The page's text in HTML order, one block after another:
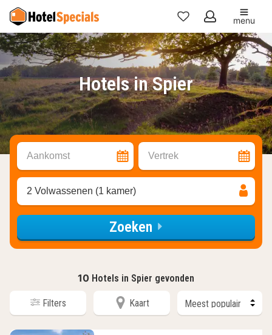
Mijn
favorieten
menu
Hotels in Spier
Aankomst Vertrek
2 Volwassenen (1 kamer)
Zoeken
10 Hotels in Spier gevonden
Filters Kaart